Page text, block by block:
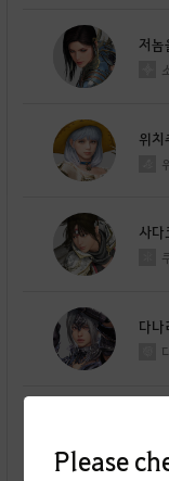
Please
저놈
위치
사다
다나